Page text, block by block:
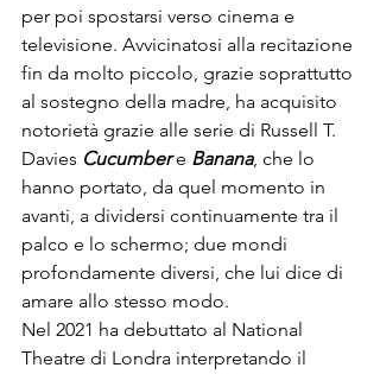
per poi spostarsi verso cinema e
televisione. Avvicinatosi alla recitazione
fin da molto piccolo, grazie soprattutto
al sostegno della madre, ha acquisito
notorietà grazie alle serie di Russell T.
Davies Cucumber e Banana, che lo
hanno portato, da quel momento in
avanti, a dividersi continuamente tra il
palco e lo schermo; due mondi
profondamente diversi, che lui dice di
amare allo stesso modo.
Nel 2021 ha debuttato al National
Theatre di Londra interpretando il